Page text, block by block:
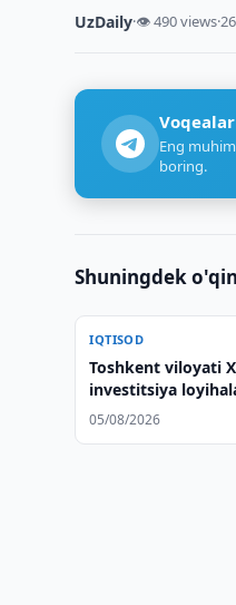
UzDaily·👁 490 views·
Eng
boring.
Shuningdek
IQTISOD
Toshkent viloyati
investitsiya
qildi
05/08/2026